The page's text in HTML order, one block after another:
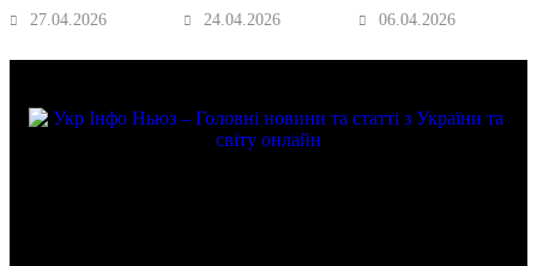
27.04.2026 24.04.2026 06.04.2026